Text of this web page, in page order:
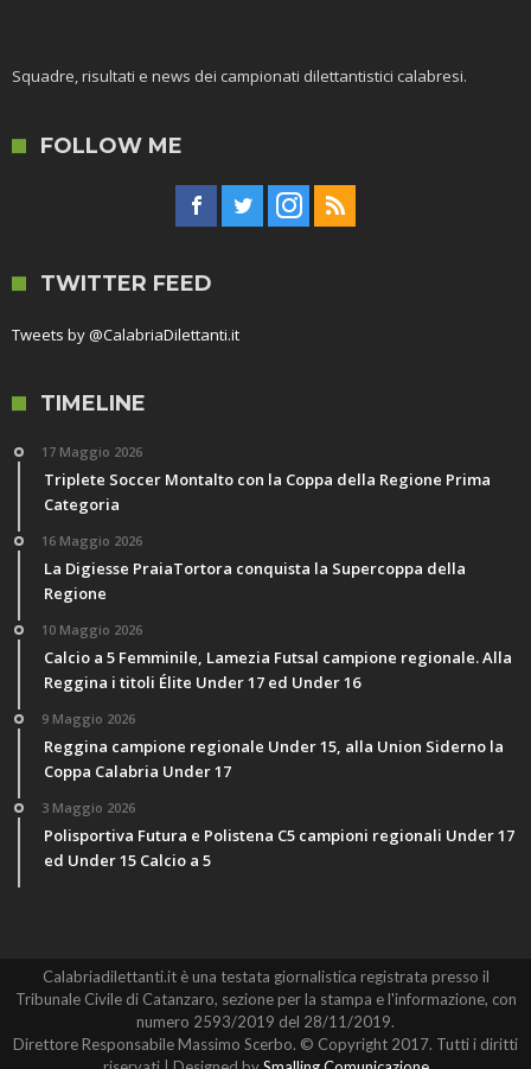
Squadre, risultati e news dei campionati dilettantistici calabresi.
FOLLOW ME
TWITTER FEED
Tweets by @CalabriaDilettanti.it
TIMELINE
17 Maggio 2026
Triplete Soccer Montalto con la Coppa della Regione Prima
Categoria
16 Maggio 2026
La Digiesse PraiaTortora conquista la Supercoppa della
Regione
10 Maggio 2026
Calcio a 5 Femminile, Lamezia Futsal campione regionale. Alla
Reggina i titoli Élite Under 17 ed Under 16
9 Maggio 2026
Reggina campione regionale Under 15, alla Union Siderno la
Coppa Calabria Under 17
3 Maggio 2026
Polisportiva Futura e Polistena C5 campioni regionali Under 17
ed Under 15 Calcio a 5
Calabriadilettanti.it è una testata giornalistica registrata presso il
Tribunale Civile di Catanzaro, sezione per la stampa e l'informazione, con
numero 2593/2019 del 28/11/2019.
Direttore Responsabile Massimo Scerbo. © Copyright 2017. Tutti i diritti